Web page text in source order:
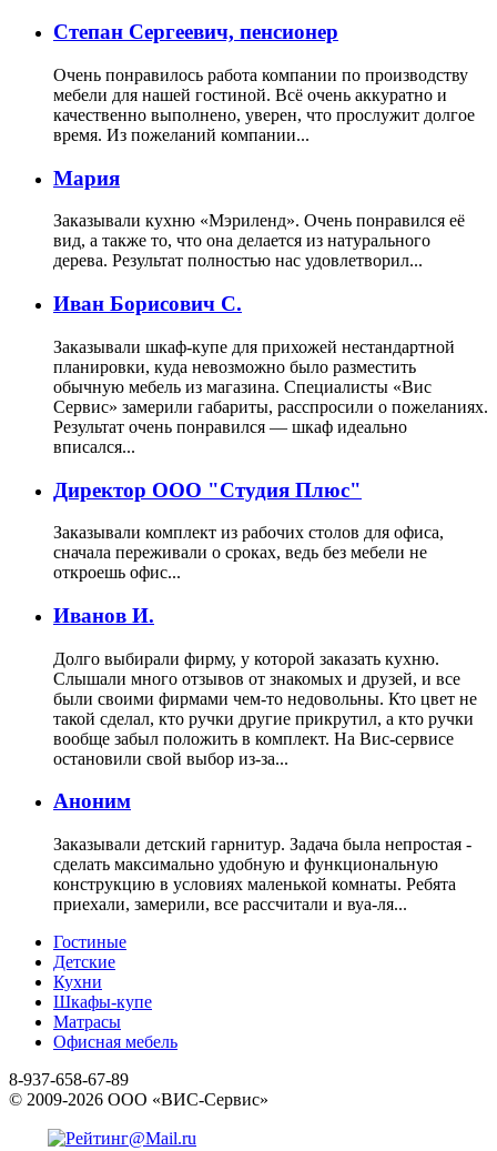
Степан Сергеевич, пенсионер
Очень понравилось работа компании по производству
мебели для нашей гостиной. Всё очень аккуратно и
качественно выполнено, уверен, что прослужит долгое
время. Из пожеланий компании...
Мария
Заказывали кухню «Мэриленд». Очень понравился её
вид, а также то, что она делается из натурального
дерева. Результат полностью нас удовлетворил...
Иван Борисович С.
Заказывали шкаф-купе для прихожей нестандартной
планировки, куда невозможно было разместить
обычную мебель из магазина. Специалисты «Вис
Сервис» замерили габариты, расспросили о пожеланиях.
Результат очень понравился — шкаф идеально
вписался...
Директор ООО "Студия Плюс"
Заказывали комплект из рабочих столов для офиса,
сначала переживали о сроках, ведь без мебели не
откроешь офис...
Иванов И.
Долго выбирали фирму, у которой заказать кухню.
Слышали много отзывов от знакомых и друзей, и все
были своими фирмами чем-то недовольны. Кто цвет не
такой сделал, кто ручки другие прикрутил, а кто ручки
вообще забыл положить в комплект. На Вис-сервисе
остановили свой выбор из-за...
Аноним
Заказывали детский гарнитур. Задача была непростая -
сделать максимально удобную и функциональную
конструкцию в условиях маленькой комнаты. Ребята
приехали, замерили, все рассчитали и вуа-ля...
Гостиные
Детские
Кухни
Шкафы-купе
Матрасы
Офисная мебель
8-937-658-67-89
© 2009-2026 ООО «ВИС-Сервис»